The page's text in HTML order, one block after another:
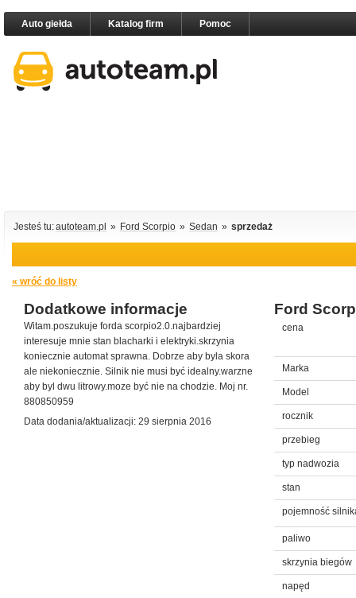
Auto giełda Katalog firm Pomoc
Jesteś tu:autoteam.pl » Ford Scorpio » Sedan » sprzedaż
« wróć do listy
Dodatkowe informacje
Witam.poszukuje forda scorpio2.0.najbardziej
interesuje mnie stan blacharki i elektryki.skrzynia
koniecznie automat sprawna. Dobrze aby byla skora
ale niekoniecznie. Silnik nie musi być idealny.warzne
aby byl dwu litrowy.moze być nie na chodzie. Moj nr.
880850959
Data dodania/aktualizacji: 29 sierpnia 2016
Ford
cena
Marka
Model
rocznik
przebieg
typ nadwozia
stan
pojemność
paliwo
skrzynia biegów
napęd